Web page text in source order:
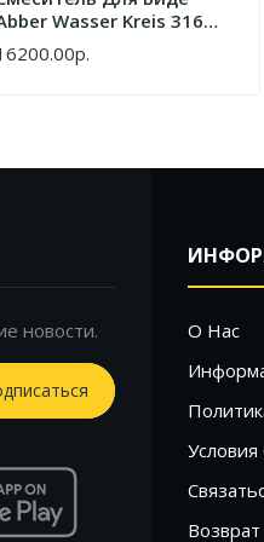
Wasser Kreis 316
AF8124BST Сталь
Брашированная
КУПИТЬ
новости.
О Нас